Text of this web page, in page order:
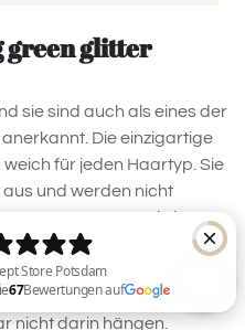
glitter
sie sind auch als eines der
Die einzigartige
für jeden Haartyp. Sie
und werden nicht
getragen wird.
an dem Markennamen
Art und Weise, wie diese
nicht darin hängen.